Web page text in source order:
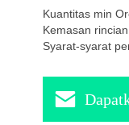
Kuantitas min
Kemasan
Syarat-syarat